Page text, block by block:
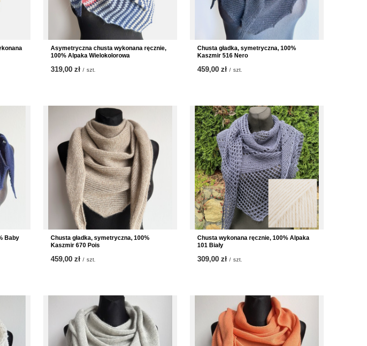
Asymetryczna chusta wykonana ręcznie,
100% Alpaka Wielokolorowa
319,00 zł / szt.
Chusta gładka, symetryczna, 100%
Kaszmir 516 Nero
459,00 zł / szt.
Baby
Chusta gładka, symetryczna, 100%
Kaszmir 670 Pois
459,00 zł / szt.
Chusta wykonana ręcznie, 100% Alpaka
101 Biały
309,00 zł / szt.